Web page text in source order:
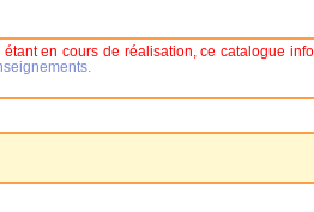
en cours de réalisation, ce catalogue